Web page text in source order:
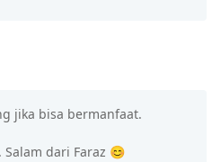
jika bisa bermanfaat.
Salam dari Faraz 😊